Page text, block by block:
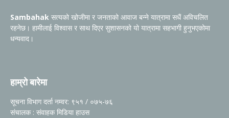
Sambahak सत्यको खोजीमा र जनताको आवाज बन्ने यात्रामा सधैं अविचलित
रहनेछ। हामीलाई विश्वास र साथ दिएर सुशासनको यो यात्रामा सहभागी हुनुभएकोमा
धन्यवाद।
हाम्रो बारेमा
सूचना विभाग दर्ता नम्वर: ९५१ / ०७५-७६
संचालक : संवाहक मिडिया हाउस